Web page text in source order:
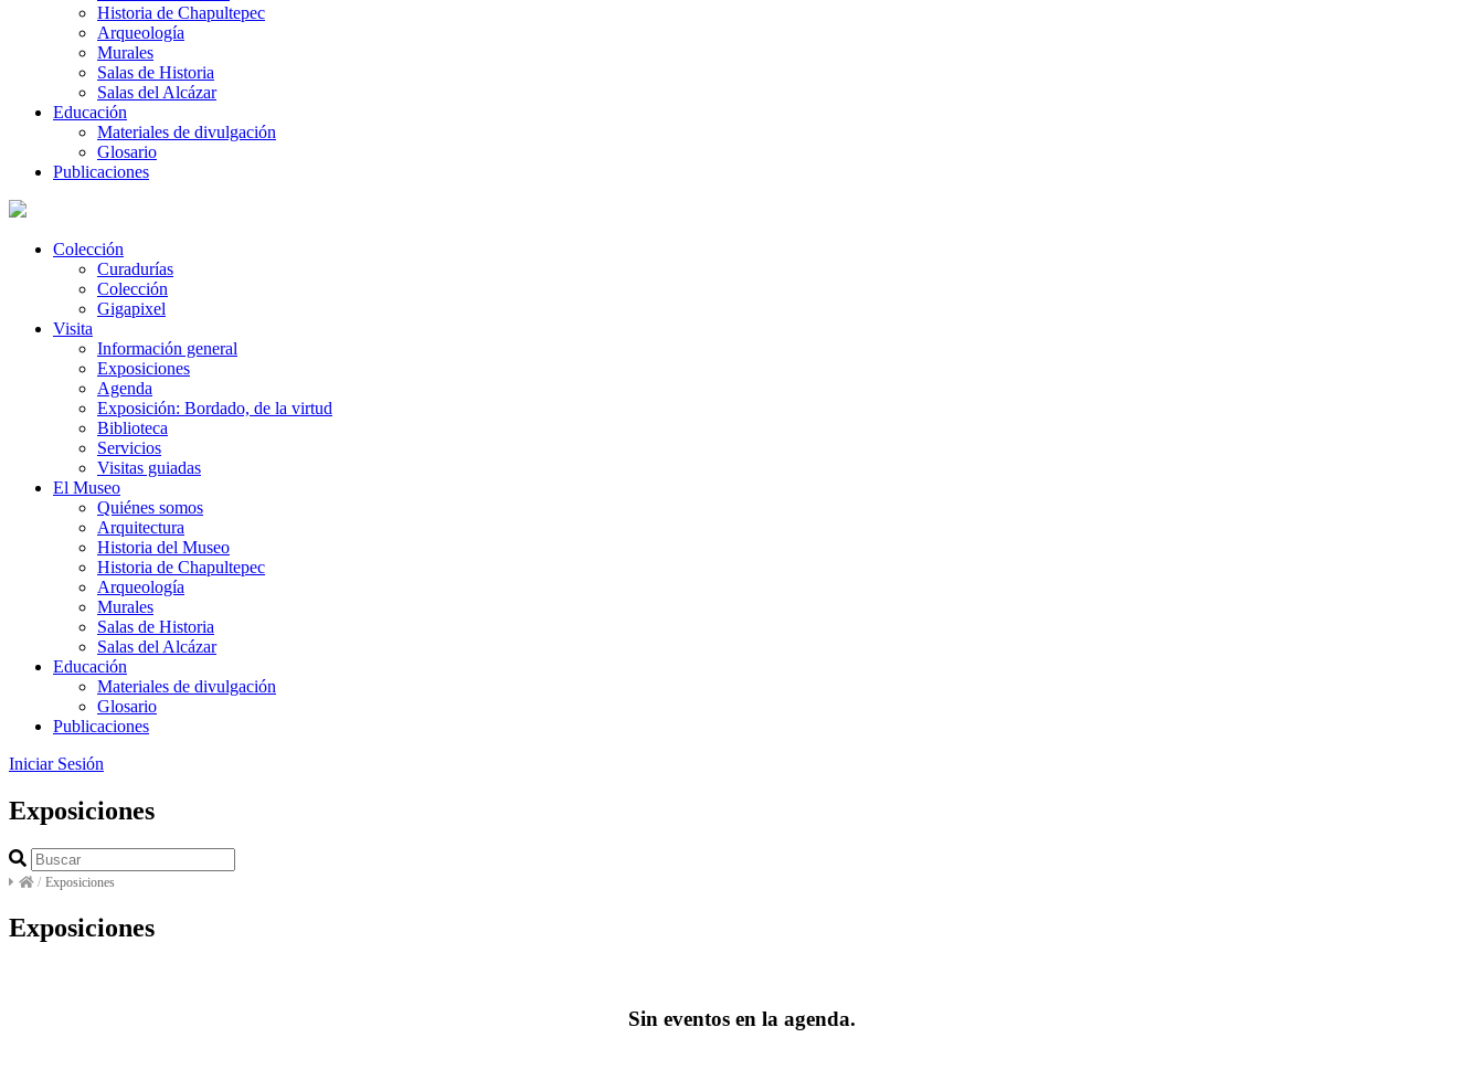
Historia de Chapultepec
Arqueología
Murales
Salas de Historia
Salas del Alcázar
Educación
Materiales de divulgación
Glosario
Publicaciones
Colección
Curadurías
Colección
Gigapixel
Visita
Información general
Exposiciones
Agenda
Exposición: Bordado, de la virtud
Biblioteca
Servicios
Visitas guiadas
El Museo
Quiénes somos
Arquitectura
Historia del Museo
Historia de Chapultepec
Arqueología
Murales
Salas de Historia
Salas del Alcázar
Educación
Materiales de divulgación
Glosario
Publicaciones
Iniciar Sesión
Exposiciones
/ Exposiciones
Exposiciones
Sin eventos en la agenda.